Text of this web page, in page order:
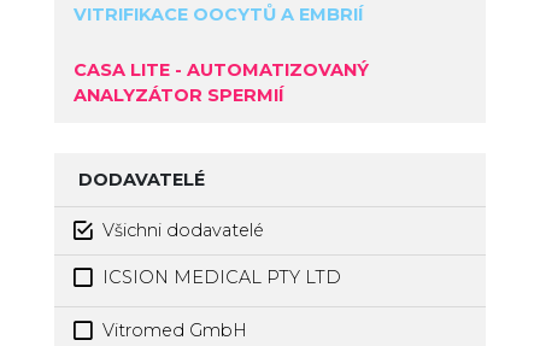
VITRIFIKACE OOCYTŮ A EMBRIÍ
CASA LITE - AUTOMATIZOVANÝ
ANALYZÁTOR SPERMIÍ
DODAVATELÉ
Všichni dodavatelé
ICSION MEDICAL PTY LTD
Vitromed GmbH